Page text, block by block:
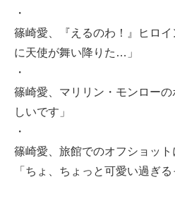
・
篠崎愛、『えるのわ！』ヒロ
に天使が舞い降りた…」
・
篠崎愛、マリリン・モンロー
しいです」
・
篠崎愛、旅館でのオフショット
「ちょ、ちょっと可愛い過ぎる